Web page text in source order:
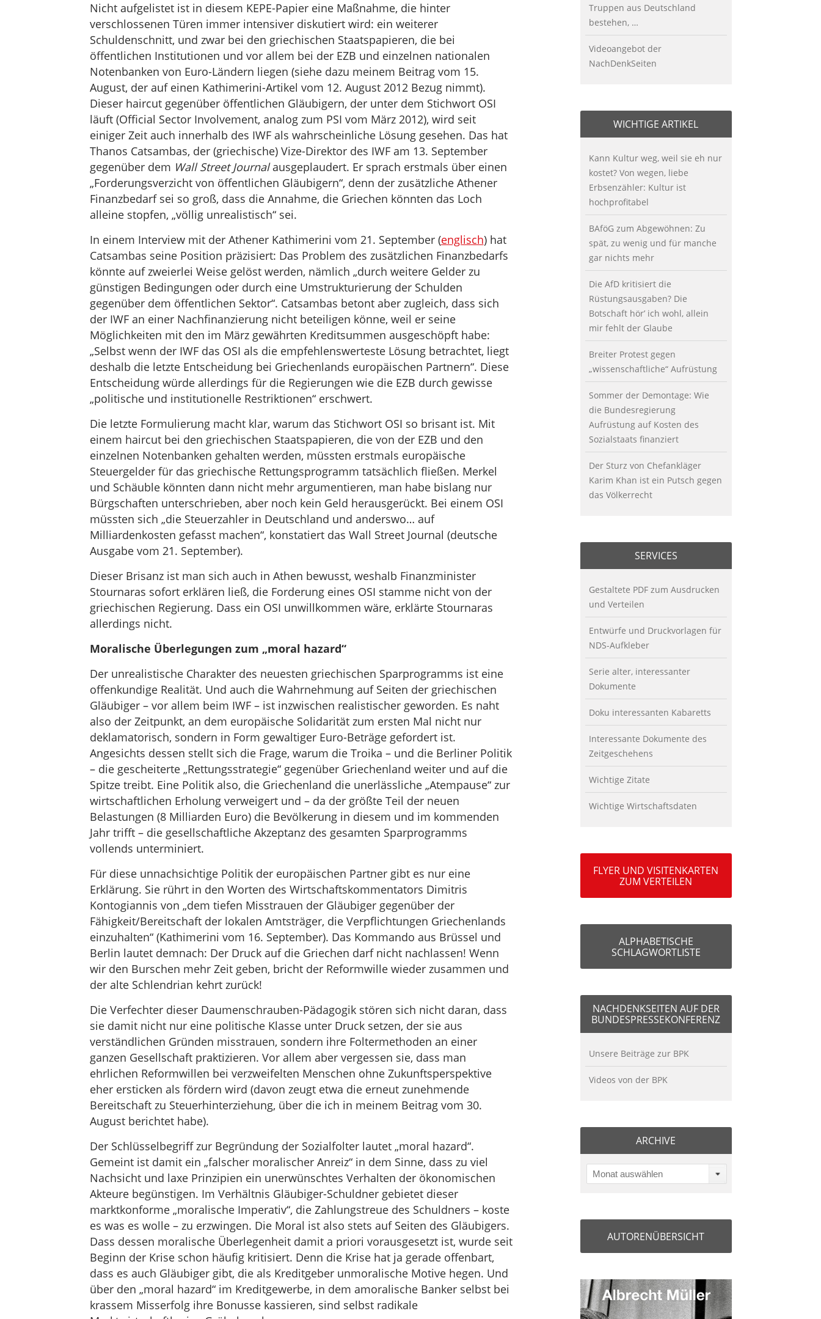
Nicht aufgelistet ist in diesem KEPE-Papier eine Maßnahme, die hinter
verschlossenen Türen immer intensiver diskutiert wird: ein weiterer
Schuldenschnitt, und zwar bei den griechischen Staatspapieren, die bei
öffentlichen Institutionen und vor allem bei der EZB und einzelnen nationalen
Notenbanken von Euro-Ländern liegen (siehe dazu meinem Beitrag vom 15.
August, der auf einen Kathimerini-Artikel vom 12. August 2012 Bezug nimmt).
Dieser haircut gegenüber öffentlichen Gläubigern, der unter dem Stichwort OSI
läuft (Official Sector Involvement, analog zum PSI vom März 2012), wird seit
einiger Zeit auch innerhalb des IWF als wahrscheinliche Lösung gesehen. Das hat
Thanos Catsambas, der (griechische) Vize-Direktor des IWF am 13. September
gegenüber dem Wall Street Journalausgeplaudert. Er sprach erstmals über einen
„Forderungsverzicht von öffentlichen Gläubigern“, denn der zusätzliche Athener
Finanzbedarf sei so groß, dass die Annahme, die Griechen könnten das Loch
alleine stopfen, „völlig unrealistisch“ sei.
In einem Interview mit der Athener Kathimerini vom 21. September (englisch) hat
Catsambas seine Position präzisiert: Das Problem des zusätzlichen Finanzbedarfs
könnte auf zweierlei Weise gelöst werden, nämlich „durch weitere Gelder zu
günstigen Bedingungen oder durch eine Umstrukturierung der Schulden
gegenüber dem öffentlichen Sektor“. Catsambas betont aber zugleich, dass sich
der IWF an einer Nachfinanzierung nicht beteiligen könne, weil er seine
Möglichkeiten mit den im März gewährten Kreditsummen ausgeschöpft habe:
„Selbst wenn der IWF das OSI als die empfehlenswerteste Lösung betrachtet, liegt
deshalb die letzte Entscheidung bei Griechenlands europäischen Partnern“. Diese
Entscheidung würde allerdings für die Regierungen wie die EZB durch gewisse
„politische und institutionelle Restriktionen“ erschwert.
Die letzte Formulierung macht klar, warum das Stichwort OSI so brisant ist. Mit
einem haircut bei den griechischen Staatspapieren, die von der EZB und den
einzelnen Notenbanken gehalten werden, müssten erstmals europäische
Steuergelder für das griechische Rettungsprogramm tatsächlich fließen. Merkel
und Schäuble könnten dann nicht mehr argumentieren, man habe bislang nur
Bürgschaften unterschrieben, aber noch kein Geld herausgerückt. Bei einem OSI
müssten sich „die Steuerzahler in Deutschland und anderswo… auf
Milliardenkosten gefasst machen“, konstatiert das Wall Street Journal (deutsche
Ausgabe vom 21. September).
Dieser Brisanz ist man sich auch in Athen bewusst, weshalb Finanzminister
Stournaras sofort erklären ließ, die Forderung eines OSI stamme nicht von der
griechischen Regierung. Dass ein OSI unwillkommen wäre, erklärte Stournaras
allerdings nicht.
Moralische Überlegungen zum „moral hazard“
Der unrealistische Charakter des neuesten griechischen Sparprogramms ist eine
offenkundige Realität. Und auch die Wahrnehmung auf Seiten der griechischen
Gläubiger – vor allem beim IWF – ist inzwischen realistischer geworden. Es naht
also der Zeitpunkt, an dem europäische Solidarität zum ersten Mal nicht nur
deklamatorisch, sondern in Form gewaltiger Euro-Beträge gefordert ist.
Angesichts dessen stellt sich die Frage, warum die Troika – und die Berliner Politik
– die gescheiterte „Rettungsstrategie“ gegenüber Griechenland weiter und auf die
Spitze treibt. Eine Politik also, die Griechenland die unerlässliche „Atempause“ zur
wirtschaftlichen Erholung verweigert und – da der größte Teil der neuen
Belastungen (8 Milliarden Euro) die Bevölkerung in diesem und im kommenden
Jahr trifft – die gesellschaftliche Akzeptanz des gesamten Sparprogramms
vollends unterminiert.
Für diese unnachsichtige Politik der europäischen Partner gibt es nur eine
Erklärung. Sie rührt in den Worten des Wirtschaftskommentators Dimitris
Kontogiannis von „dem tiefen Misstrauen der Gläubiger gegenüber der
Fähigkeit/Bereitschaft der lokalen Amtsträger, die Verpflichtungen Griechenlands
einzuhalten“ (Kathimerini vom 16. September). Das Kommando aus Brüssel und
Berlin lautet demnach: Der Druck auf die Griechen darf nicht nachlassen! Wenn
wir den Burschen mehr Zeit geben, bricht der Reformwille wieder zusammen und
der alte Schlendrian kehrt zurück!
Die Verfechter dieser Daumenschrauben-Pädagogik stören sich nicht daran, dass
sie damit nicht nur eine politische Klasse unter Druck setzen, der sie aus
verständlichen Gründen misstrauen, sondern ihre Foltermethoden an einer
ganzen Gesellschaft praktizieren. Vor allem aber vergessen sie, dass man
ehrlichen Reformwillen bei verzweifelten Menschen ohne Zukunftsperspektive
eher ersticken als fördern wird (davon zeugt etwa die erneut zunehmende
Bereitschaft zu Steuerhinterziehung, über die ich in meinem Beitrag vom 30.
August berichtet habe).
Der Schlüsselbegriff zur Begründung der Sozialfolter lautet „moral hazard“.
Gemeint ist damit ein „falscher moralischer Anreiz“ in dem Sinne, dass zu viel
Nachsicht und laxe Prinzipien ein unerwünschtes Verhalten der ökonomischen
Akteure begünstigen. Im Verhältnis Gläubiger-Schuldner gebietet dieser
marktkonforme „moralische Imperativ“, die Zahlungstreue des Schuldners – koste
es was es wolle – zu erzwingen. Die Moral ist also stets auf Seiten des Gläubigers.
Dass dessen moralische Überlegenheit damit a priori vorausgesetzt ist, wurde seit
Beginn der Krise schon häufig kritisiert. Denn die Krise hat ja gerade offenbart,
dass es auch Gläubiger gibt, die als Kreditgeber unmoralische Motive hegen. Und
über den „moral hazard“ im Kreditgewerbe, in dem amoralische Banker selbst bei
krassem Misserfolg ihre Bonusse kassieren, sind selbst radikale
Truppen aus Deutschland
bestehen, …
Videoangebot der
NachDenkSeiten
WICHTIGE ARTIKEL
Kann Kultur weg, weil sie eh nur
kostet? Von wegen, liebe
Erbsenzähler: Kultur ist
hochprofitabel
BAföG zum Abgewöhnen: Zu
spät, zu wenig und für manche
gar nichts mehr
Die AfD kritisiert die
Rüstungsausgaben? Die
Botschaft hör’ ich wohl, allein
mir fehlt der Glaube
Breiter Protest gegen
„wissenschaftliche“ Aufrüstung
Sommer der Demontage: Wie
die Bundesregierung
Aufrüstung auf Kosten des
Sozialstaats finanziert
Der Sturz von Chefankläger
Karim Khan ist ein Putsch gegen
das Völkerrecht
SERVICES
Gestaltete PDF zum Ausdrucken
und Verteilen
Entwürfe und Druckvorlagen für
NDS-Aufkleber
Serie alter, interessanter
Dokumente
Doku interessanten Kabaretts
Interessante Dokumente des
Zeitgeschehens
Wichtige Zitate
Wichtige Wirtschaftsdaten
FLYER UND VISITENKARTEN
ZUM VERTEILEN
ALPHABETISCHE
SCHLAGWORTLISTE
NACHDENKSEITEN AUF DER
BUNDESPRESSEKONFERENZ
Unsere Beiträge zur BPK
Videos von der BPK
ARCHIVE
Monat auswählen
AUTORENÜBERSICHT